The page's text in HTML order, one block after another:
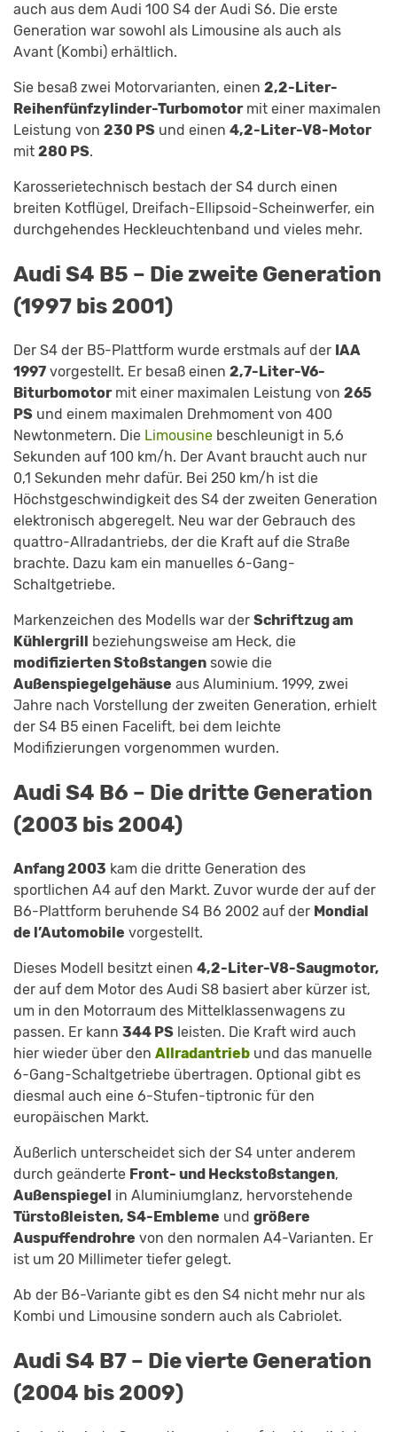
auch aus dem Audi 100 S4 der Audi S6. Die erste
Generation war sowohl als Limousine als auch als
Avant (Kombi) erhältlich.
Sie besaß zwei Motorvarianten, einen 2,2-Liter-
Reihenfünfzylinder-Turbomotormit einer maximalen
Leistung von 230 PS und einen 4,2-Liter-V8-Motor
mit 280 PS.
Karosserietechnisch bestach der S4 durch einen
breiten Kotflügel, Dreifach-Ellipsoid-Scheinwerfer, ein
durchgehendes Heckleuchtenband und vieles mehr.
Audi S4 B5 – Die zweite Generation
(1997 bis 2001)
Der S4 der B5-Plattform wurde erstmals auf der IAA
1997 vorgestellt. Er besaß einen 2,7-Liter-V6-
Biturbomotormit einer maximalen Leistung von 265
PS und einem maximalen Drehmoment von 400
Newtonmetern. Die Limousine beschleunigt in 5,6
Sekunden auf 100 km/h. Der Avant braucht auch nur
0,1 Sekunden mehr dafür. Bei 250 km/h ist die
Höchstgeschwindigkeit des S4 der zweiten Generation
elektronisch abgeregelt. Neu war der Gebrauch des
quattro-Allradantriebs, der die Kraft auf die Straße
brachte. Dazu kam ein manuelles 6-Gang-
Schaltgetriebe.
Markenzeichen des Modells war der Schriftzug am
Kühlergrill beziehungsweise am Heck, die
modifizierten Stoßstangen sowie die
Außenspiegelgehäuse aus Aluminium. 1999, zwei
Jahre nach Vorstellung der zweiten Generation, erhielt
der S4 B5 einen Facelift, bei dem leichte
Modifizierungen vorgenommen wurden.
Audi S4 B6 – Die dritte Generation
(2003 bis 2004)
Anfang 2003 kam die dritte Generation des
sportlichen A4 auf den Markt. Zuvor wurde der auf der
B6-Plattform beruhende S4 B6 2002 auf der Mondial
de l’Automobile vorgestellt.
Dieses Modell besitzt einen 4,2-Liter-V8-Saugmotor,
der auf dem Motor des Audi S8 basiert aber kürzer ist,
um in den Motorraum des Mittelklassenwagens zu
passen. Er kann 344 PS leisten. Die Kraft wird auch
hier wieder über den Allradantrieb und das manuelle
6-Gang-Schaltgetriebe übertragen. Optional gibt es
diesmal auch eine 6-Stufen-tiptronic für den
europäischen Markt.
Äußerlich unterscheidet sich der S4 unter anderem
durch geänderte Front- und Heckstoßstangen,
Außenspiegel in Aluminiumglanz, hervorstehende
Türstoßleisten, S4-Embleme und größere
Auspuffendrohre von den normalen A4-Varianten. Er
ist um 20 Millimeter tiefer gelegt.
Ab der B6-Variante gibt es den S4 nicht mehr nur als
Kombi und Limousine sondern auch als Cabriolet.
Audi S4 B7 – Die vierte Generation
(2004 bis 2009)